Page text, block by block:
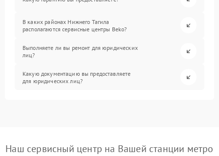
В каких районах Нижнего Тагила
располагаются сервисные центры Beko?
Выполняете ли вы ремонт для юридических
лиц?
Какую документацию вы предоставляете
для юридических лиц?
Наш сервисный центр на Вашей станции метро